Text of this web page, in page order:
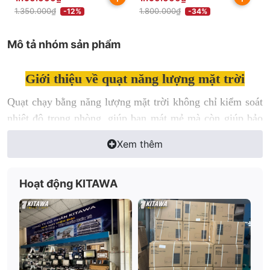
1.350.000₫ -12% 1.800.000₫ -34%
Mô tả nhóm sản phẩm
Giới thiệu về quạt năng lượng mặt trời
Quạt chạy bằng năng lượng mặt trời không chỉ kiểm soát
nhiệt độ trong phòng, giúp bạn mát mẻ mà còn giúp bảo
vệ môi trường, tiết kiệm hóa đơn tiền điện. Quạt sạc năng
lượng mặt trời là sản phẩm công nghệ hiện đại ứng dụng
lợi, sử dụng dễ dàng, đặc biệt với hiệu năng tốt, hiệu quả
cao. Một thiết bị hoạt động độc lập, mang theo đễ dàng,
thích hợp vơi những chuyến cắm trại, du lịch, câu cá,…
giải pháp cho những ngày nóng cúp điện hay mang theo
đến bất kì đâu để sử dụng mà không cần đến dây điện
nào.
Xem thêm
Hoạt động KITAWA